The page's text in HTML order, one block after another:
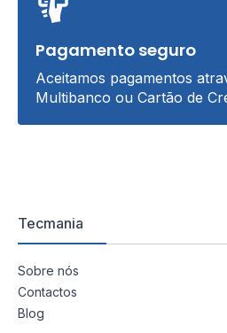
Pagamento seguro
Aceitamos pagamentos
Multibanco ou Cartão de
Tecmania
Sobre nós
Contactos
Blog